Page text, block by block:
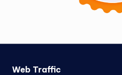
Web Traffic